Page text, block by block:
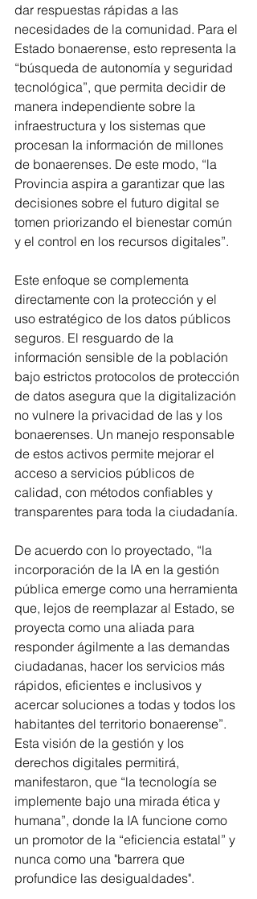
dar respuestas rápidas a las
necesidades de la comunidad. Para el
Estado bonaerense, esto representa la
“búsqueda de autonomía y seguridad
tecnológica”, que permita decidir de
manera independiente sobre la
infraestructura y los sistemas que
procesan la información de millones
de bonaerenses. De este modo, “la
Provincia aspira a garantizar que las
decisiones sobre el futuro digital se
tomen priorizando el bienestar común
y el control en los recursos digitales”.
Este enfoque se complementa
directamente con la protección y el
uso estratégico de los datos públicos
seguros. El resguardo de la
información sensible de la población
bajo estrictos protocolos de protección
de datos asegura que la digitalización
no vulnere la privacidad de las y los
bonaerenses. Un manejo responsable
de estos activos permite mejorar el
acceso a servicios públicos de
calidad, con métodos confiables y
transparentes para toda la ciudadanía.
De acuerdo con lo proyectado, “la
incorporación de la IA en la gestión
pública emerge como una herramienta
que, lejos de reemplazar al Estado, se
proyecta como una aliada para
responder ágilmente a las demandas
ciudadanas, hacer los servicios más
rápidos, eficientes e inclusivos y
acercar soluciones a todas y todos los
habitantes del territorio bonaerense”.
Esta visión de la gestión y los
derechos digitales permitirá,
manifestaron, que “la tecnología se
implemente bajo una mirada ética y
humana”, donde la IA funcione como
un promotor de la “eficiencia estatal” y
nunca como una "barrera que
profundice las desigualdades".